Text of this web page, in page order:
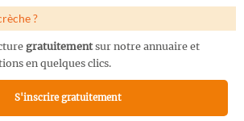
?
gratuitementsur notre annuaire et
en quelques clics.
S'inscrire gratuitement